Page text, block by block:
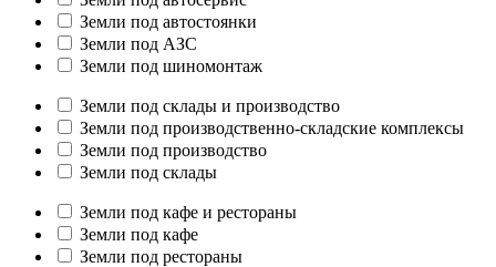
Земли под автостоянки
Земли под АЗС
Земли под шиномонтаж
Земли под склады и производство
Земли под производственно-складские комплексы
Земли под производство
Земли под склады
Земли под кафе и рестораны
Земли под кафе
Земли под рестораны